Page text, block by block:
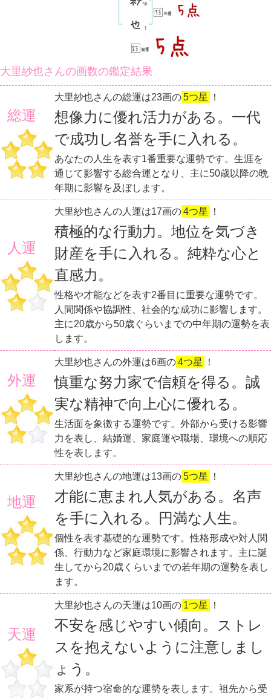
大里紗也さんの画数の鑑定結果
総運
大里紗也さんの総運は23画の5つ星 ！
想像力に優れ活力がある。一代
で成功し名誉を手に入れる。
あなたの人生を表す1番重要な運勢です。生涯を
通じて影響する総合運となり、主に50歳以降の晩
年期に影響を及ぼします。
人運
大里紗也さんの人運は17画の4つ星 ！
積極的な行動力。地位を気づき
財産を手に入れる。純粋な心と
直感力。
性格や才能などを表す2番目に重要な運勢です。
人間関係や協調性、社会的な成功に影響します。
主に20歳から50歳ぐらいまでの中年期の運勢を表
します。
外運
大里紗也さんの外運は6画の4つ星 ！
慎重な努力家で信頼を得る。誠
実な精神で向上心に優れる。
生活面を象徴する運勢です。外部から受ける影響
力を表し、結婚運、家庭運や職場、環境への順応
性を表します。
地運
大里紗也さんの地運は13画の5つ星 ！
才能に恵まれ人気がある。名声
を手に入れる。円満な人生。
個性を表す基礎的な運勢です。性格形成や対人関
係、行動力など家庭環境に影響されます。主に誕
生してから20歳くらいまでの若年期の運勢を表し
ます。
天運
大里紗也さんの天運は10画の 1つ星 ！
不安を感じやすい傾向。ストレ
スを抱えないように注意しまし
ょう。
家系が持つ宿命的な運勢を表します。祖先から受